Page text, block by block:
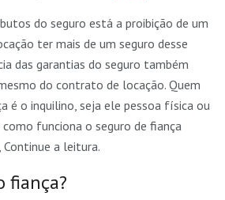
do seguro está a proibição de um
ter mais de um seguro desse
das garantias do seguro também
do contrato de locação. Quem
é o inquilino, seja ele pessoa física ou
funciona o seguro de fiança
a leitura.
fiança?